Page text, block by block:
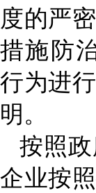
度的严
措施防
行为进
明。
按照
企业按